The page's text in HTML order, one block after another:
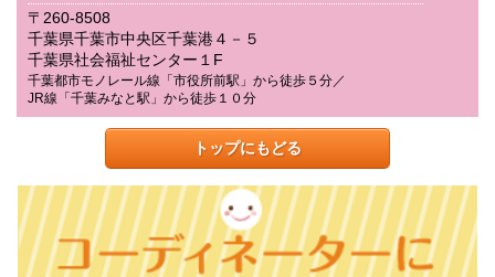
〒260-8508
千葉県千葉市中央区千葉港４－５
千葉県社会福祉センター１F
千葉都市モノレール線「市役所前駅」から徒歩５分／
JR線「千葉みなと駅」から徒歩１０分
トップにもどる